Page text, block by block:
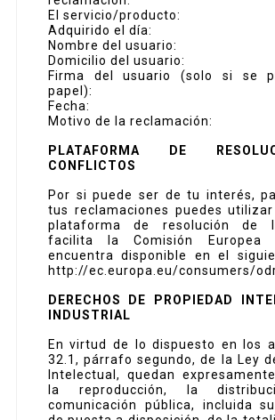
El servicio/producto:
Adquirido el día:
Nombre del usuario:
Domicilio del usuario:
Firma del usuario (solo si se
papel):
Fecha:
Motivo de la reclamación:
PLATAFORMA DE
CONFLICTOS
Por si puede ser de tu interés,
tus reclamaciones puedes
plataforma de resolución de
facilita la Comisión
encuentra disponible en el
http://ec.europa.eu/consumers/
DERECHOS DE PROPIEDAD
INDUSTRIAL
En virtud de lo dispuesto en los
32.1, párrafo segundo, de la Ley
Intelectual, quedan
la reproducción, la
comunicación pública, incluida